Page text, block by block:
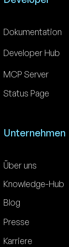
Dokumentation
Developer Hub
MCP Server
Status Page
Unternehmen
Über uns
Knowledge-Hub
Blog
Presse
Karriere